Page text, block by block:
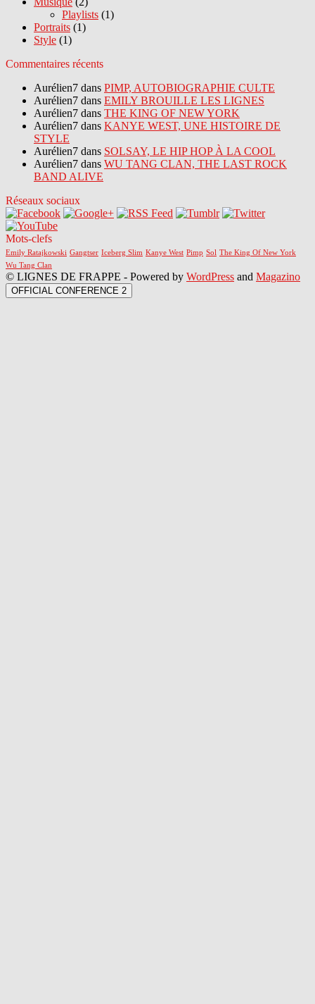
Playlists (1)
Portraits (1)
Style (1)
Commentaires récents
Aurélien7 dans PIMP, AUTOBIOGRAPHIE CULTE
Aurélien7 dans EMILY BROUILLE LES LIGNES
Aurélien7 dans THE KING OF NEW YORK
Aurélien7 dans KANYE WEST, UNE HISTOIRE DE
STYLE
Aurélien7 dans SOLSAY, LE HIP HOP À LA COOL
Aurélien7 dans WU TANG CLAN, THE LAST ROCK
BAND ALIVE
Réseaux sociaux
Mots-clefs
Emily Ratajkowski Gangtser Iceberg Slim Kanye West Pimp Sol The King Of New York
Wu Tang Clan
© LIGNES DE FRAPPE - Powered by WordPress and Magazino
OFFICIAL CONFERENCE 2